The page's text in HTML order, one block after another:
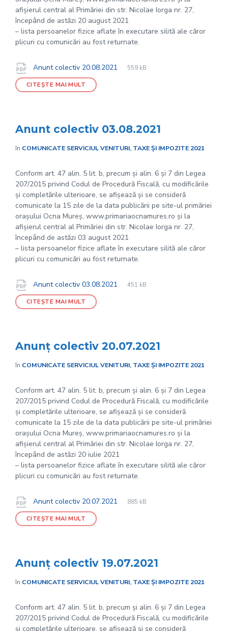
afișierul central al Primăriei din str. Nicolae Iorga nr. 27,
începând de astăzi 20 august 2021
– lista persoanelor fizice aflate în executare silită ale căror
plicuri cu comunicări au fost returnate.
Documente
Anunt colectiv 20.08.2021
File
pdf
File
559 kB
CITEȘTE MAI MULT
Anunt colectiv 03.08.2021
în COMUNICATE SERVICIUL VENITURI, TAXE ȘI IMPOZITE 2021
Conform art. 47 alin. 5 lit. b, precum și alin. 6 și 7 din Legea
207/2015 privind Codul de Procedură Fiscală, cu modificările
și completările ulterioare, se afișează și se consideră
comunicate la 15 zile de la data publicării pe site-ul primăriei
orașului Ocna Mureș, www.primariaocnamures.ro și la
afișierul central al Primăriei din str. Nicolae Iorga nr. 27,
începând de astăzi 03 august 2021
– lista persoanelor fizice aflate în executare silită ale căror
plicuri cu comunicări au fost returnate.
Documente
Anunt colectiv 03.08.2021
File
pdf
File
451 kB
CITEȘTE MAI MULT
Anunț colectiv 20.07.2021
în COMUNICATE SERVICIUL VENITURI, TAXE ȘI IMPOZITE 2021
Conform art. 47 alin. 5 lit. b, precum și alin. 6 și 7 din Legea
207/2015 privind Codul de Procedură Fiscală, cu modificările
și completările ulterioare, se afișează și se consideră
comunicate la 15 zile de la data publicării pe site-ul primăriei
orașului Ocna Mureș, www.primariaocnamures.ro și la
afișierul central al Primăriei din str. Nicolae Iorga nr. 27,
începând de astăzi 20 iulie 2021
– lista persoanelor fizice aflate în executare silită ale căror
plicuri cu comunicări au fost returnate.
Documente
Anunt colectiv 20.07.2021
File
pdf
File
885 kB
CITEȘTE MAI MULT
Anunț colectiv 19.07.2021
în COMUNICATE SERVICIUL VENITURI, TAXE ȘI IMPOZITE 2021
Conform art. 47 alin. 5 lit. b, precum și alin. 6 și 7 din Legea
207/2015 privind Codul de Procedură Fiscală, cu modificările
și completările ulterioare, se afișează și se consideră